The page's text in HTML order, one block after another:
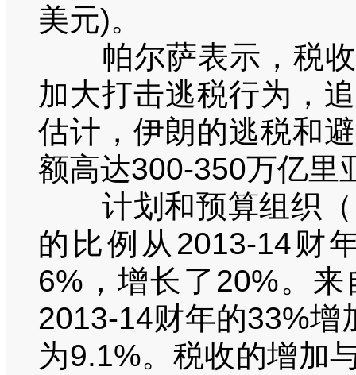
美元)。
帕尔萨表示，税收
加大打击逃税行为，
估计，伊朗的逃税和
额高达300-350万亿里
计划和预算组织（
的比例从2013-14财
6%，增长了20%。
2013-14财年的33%增
为9.1%。税收的增加